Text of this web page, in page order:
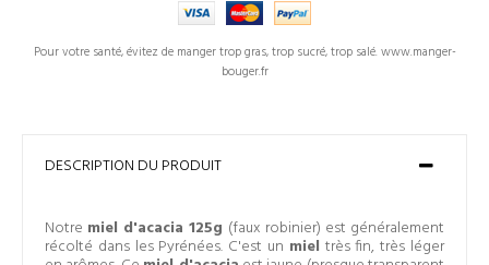
Pour votre santé, évitez de manger trop gras, trop sucré, trop salé. www.manger-
bouger.fr
DESCRIPTION DU PRODUIT
Notre miel d'acacia 125g (faux robinier) est généralement
récolté dans les Pyrénées. C'est un miel très fin, très léger